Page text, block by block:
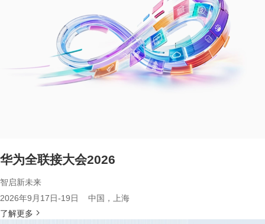
华为全联接大会2026
智启新未来
2026年9月17日-19日 中国，上海
了解更多